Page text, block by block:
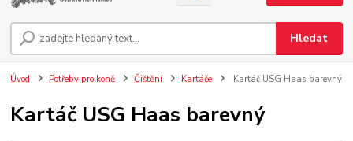
Hledat
Úvod Potřeby pro koně Čištění Kartáče Kartáč USG Haas barevný
Kartáč USG Haas barevný